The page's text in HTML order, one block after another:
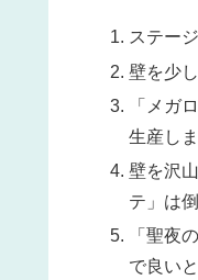
ステー
壁を少
「メガ
生産しま
壁を沢
テ」は
「聖夜
で良い